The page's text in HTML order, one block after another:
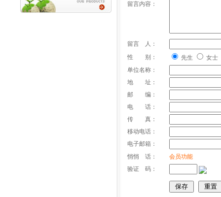
留言内容：
留言 人：
性 别：
先生
女士
单位名称：
地 址：
邮 编：
电 话：
传 真：
移动电话：
电子邮箱：
悄悄 话：
会员功能
验证 码：